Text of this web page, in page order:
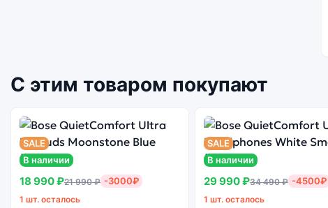
С этим товаром покупают
SALE
В наличии
18 990 ₽21 990 ₽ -3000₽
1 шт. осталось
SALE
В наличии
29 990 ₽34 490 ₽ -4500₽
1 шт. осталось